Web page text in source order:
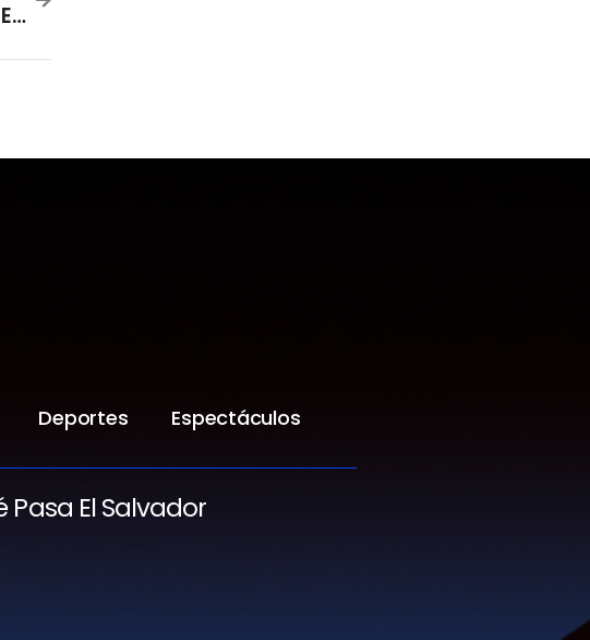
San Rafael Recibe Ocho Pacientes En Estado “complicado” Por Covid-19 En Las Últimas Horas
Deportes Espectáculos
El Salvador